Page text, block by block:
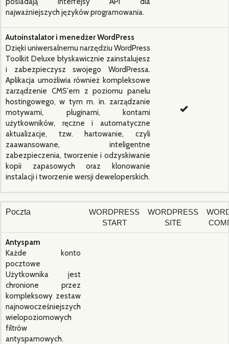
najważniejszych języków programowania.
Autoinstalator i menedżer WordPress
Dzięki uniwersalnemu narzędziu WordPress
Toolkit Deluxe błyskawicznie zainstalujesz
i zabezpieczysz swojego WordPressa.
Aplikacja umożliwia również kompleksowe
zarządzenie CMS'em z poziomu panelu
hostingowego, w tym m. in. zarządzanie
motywami, pluginami, kontami
użytkowników, ręczne i automatyczne
aktualizacje, tzw. hartowanie, czyli
zaawansowane, inteligentne
zabezpieczenia, tworzenie i odzyskiwanie
kopii zapasowych oraz klonowanie
instalacji i tworzenie wersji deweloperskich.
Poczta
WORDPRESS
START
WORDPRESS
SITE
Antyspam
Każde konto
pocztowe
Użytkownika jest
chronione przez
kompleksowy zestaw
najnowocześniejszych
wielopoziomowych
filtrów
antyspamowych.